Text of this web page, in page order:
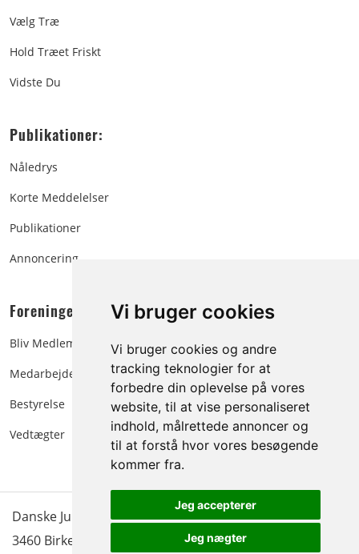
Vi bruger cookies
Vi bruger cookies og andre
tracking teknologier for at
forbedre din oplevelse på vores
website, til at vise personaliseret
indhold, målrettede annoncer og
til at forstå hvor vores besøgende
kommer fra.
Jeg accepterer
Jeg nægter
Vælg Træ
Hold Træet Friskt
Vidste Du
Publikationer:
Nåledrys
Korte Meddelelser
Publikationer
Annoncering
Foreningen:
Bliv Medlem
Medarbejdere
Bestyrelse
Vedtægter
Danske Juletræer - træer & grønt | Blokken 15 | DK-
3460 Birkerød |
Tlf.: 45 35 24 12|